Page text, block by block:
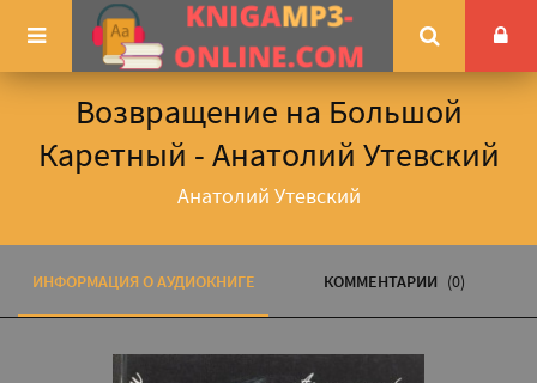
Возвращение на Большой
Каретный - Анатолий Утевский
Анатолий Утевский
ИНФОРМАЦИЯ О АУДИОКНИГЕ КОММЕНТАРИИ (0)